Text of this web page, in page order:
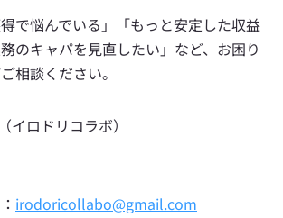
得で悩んでいる」「もっと安定した収益
のキャパを見直したい」など、お困り
相談ください。
ロドリコラボ）
irodoricollabo@gmail.com